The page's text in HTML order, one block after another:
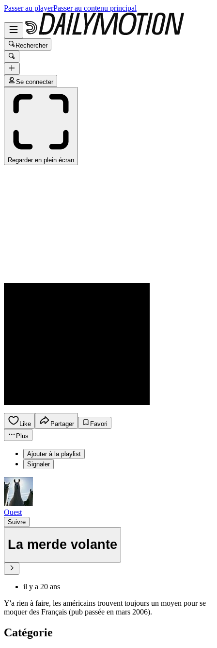
Passer au playerPasser au contenu principal
Rechercher
Se connecter
Regarder en plein écran
Like Partager
Favori
Plus
Ajouter à la playlist
Signaler
Ouest
Suivre
La merde volante
il y a 20 ans
Y'a rien à faire, les américains trouvent toujours un moyen pour se
moquer des Français (pub passée en mars 2006).
Catégorie